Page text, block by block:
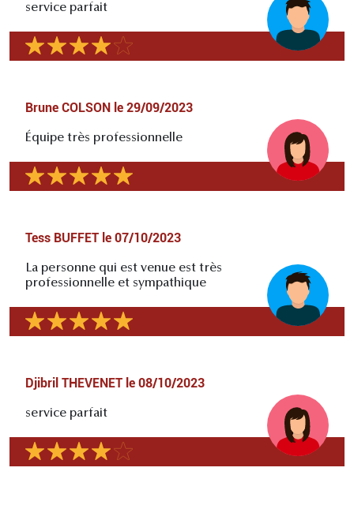
service parfait
Brune COLSON le 29/09/2023
Équipe très professionnelle
Tess BUFFET le 07/10/2023
La personne qui est venue est très
professionnelle et sympathique
Djibril THEVENET le 08/10/2023
service parfait